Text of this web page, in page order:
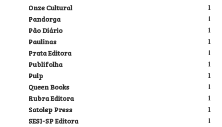
1
Onze Cultural
1
Pandorga
1
Pão Diário
1
Paulinas
1
Prata Editora
1
Publifolha
1
Pulp
1
Queen Books
1
Rubra Editora
1
Satolep Press
1
SESI-SP Editora